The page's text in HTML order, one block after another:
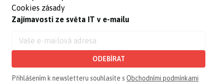
Cookies zásady
Zajímavosti ze světa IT v e-mailu
ODEBÍRAT
Přihlášením k newsletteru souhlasíte s Obchodními podmínkami